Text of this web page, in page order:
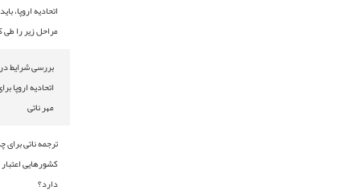
اتحادیه اروپا، باید
مراحل زیر را طی کنید
اتحادیه اروپا برای
ترجمه ناتی برای چه
کشورهایی اعتبار